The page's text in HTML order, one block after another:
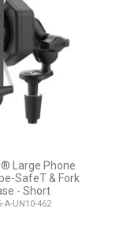
Large Phone
SafeT & Fork
- Short
A-UN10-462